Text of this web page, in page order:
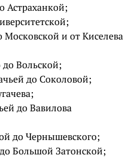
Астраханкой;
и от Киселева
Вольской;
до Соколовой;
до Вавилова
до Чернышевского;
Большой Затонской;